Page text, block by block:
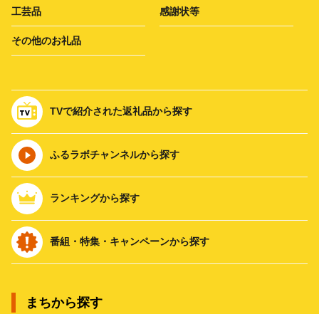
工芸品 感謝状等
その他のお礼品
TVで紹介された返礼品から探す
ふるラボチャンネルから探す
ランキングから探す
番組・特集・キャンペーンから探す
まちから探す